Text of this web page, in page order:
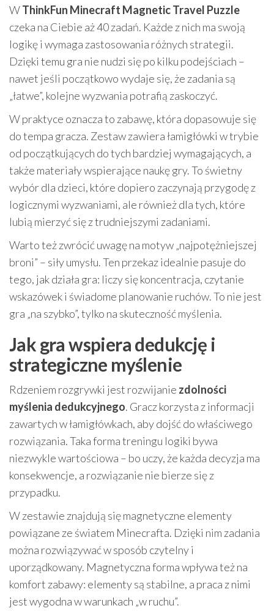
WThinkFun Minecraft Magnetic Travel Puzzle
czeka na Ciebie aż 40 zadań. Każde z nich ma swoją
logikę i wymaga zastosowania różnych strategii.
Dzięki temu gra nie nudzi się po kilku podejściach –
nawet jeśli początkowo wydaje się, że zadania są
„łatwe”, kolejne wyzwania potrafią zaskoczyć.
W praktyce oznacza to zabawę, która dopasowuje się
do tempa gracza. Zestaw zawiera łamigłówki w trybie
od początkujących do tych bardziej wymagających, a
także materiały wspierające naukę gry. To świetny
wybór dla dzieci, które dopiero zaczynają przygodę z
logicznymi wyzwaniami, ale również dla tych, które
lubią mierzyć się z trudniejszymi zadaniami.
Warto też zwrócić uwagę na motyw „najpotężniejszej
broni” – siły umysłu. Ten przekaz idealnie pasuje do
tego, jak działa gra: liczy się koncentracja, czytanie
wskazówek i świadome planowanie ruchów. To nie jest
gra „na szybko”, tylko na skuteczność myślenia.
Jak gra wspiera dedukcję i
strategiczne myślenie
Rdzeniem rozgrywki jest rozwijanie zdolności
myślenia dedukcyjnego. Gracz korzysta z informacji
zawartych w łamigłówkach, aby dojść do właściwego
rozwiązania. Taka forma treningu logiki bywa
niezwykle wartościowa – bo uczy, że każda decyzja ma
konsekwencje, a rozwiązanie nie bierze się z
przypadku.
W zestawie znajdują się magnetyczne elementy
powiązane ze światem Minecrafta. Dzięki nim zadania
można rozwiązywać w sposób czytelny i
uporządkowany. Magnetyczna forma wpływa też na
komfort zabawy: elementy są stabilne, a praca z nimi
jest wygodna w warunkach „w ruchu”.